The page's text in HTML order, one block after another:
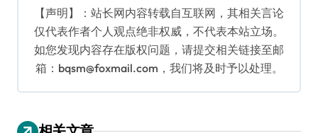
【声明】：站长网内容转载自互联网，其相关言论
仅代表作者个人观点绝非权威，不代表本站立场。
如您发现内容存在版权问题，请提交相关链接至邮
箱：bqsm@foxmail.com，我们将及时予以处理。